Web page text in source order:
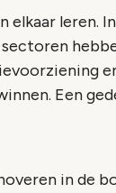
elkaar leren.
Een
in de